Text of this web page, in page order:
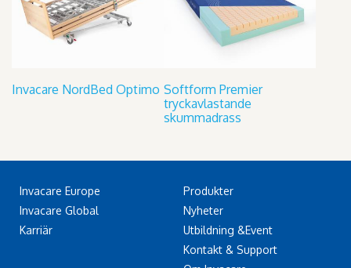
Invacare NordBed Optimo Softform Premier
tryckavlastande
skummadrass
Invacare Europe
Invacare Global
Karriär
Produkter
Nyheter
Utbildning &Event
Kontakt & Support